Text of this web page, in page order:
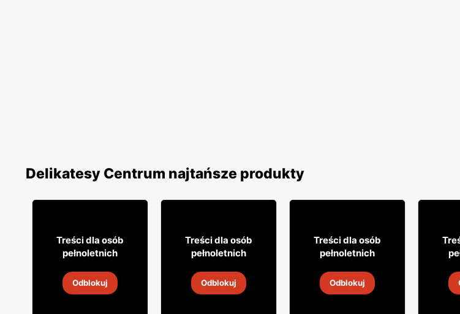
Delikatesy Centrum najtańsze produkty
19 99
19 sie 2026
Treści dla osób
pełnoletnich
Odblokuj
26 99
19 sie 2026
Treści dla osób
pełnoletnich
Odblokuj
29 95
19 sie 2026
Treści dla osób
pełnoletnich
Odblokuj
19